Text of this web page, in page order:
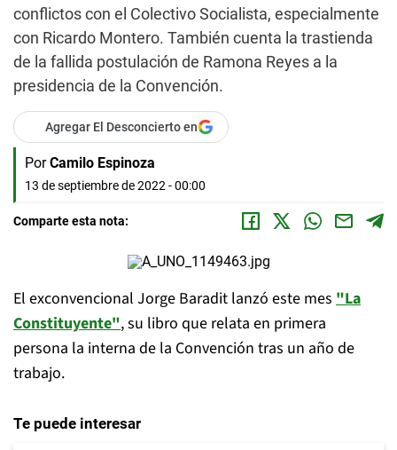
conflictos con el Colectivo Socialista, especialmente
con Ricardo Montero. También cuenta la trastienda
de la fallida postulación de Ramona Reyes a la
presidencia de la Convención.
Agregar El Desconcierto en
Por Camilo Espinoza
13 de septiembre de 2022 - 00:00
Comparte esta nota:
El exconvencional Jorge Baradit lanzó este mes "La
Constituyente", su libro que relata en primera
persona la interna de la Convención tras un año de
trabajo.
Te puede interesar